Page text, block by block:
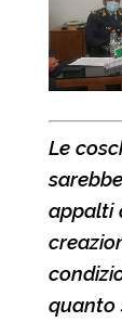
Le
appalti
quanto